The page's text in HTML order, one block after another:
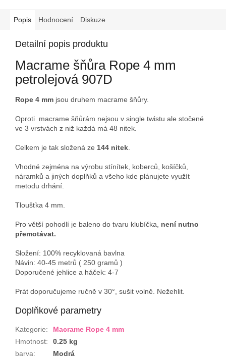
Popis Hodnocení Diskuze
Detailní popis produktu
Macrame šňůra Rope 4 mm
petrolejová 907D
Rope 4 mm jsou druhem macrame šňůry.
Oproti macrame šňůrám nejsou v single twistu ale stočené
ve 3 vrstvách z niž každá má 48 nitek.
Celkem je tak složená ze 144 nitek.
Vhodné zejména na výrobu stínítek, koberců, košíčků,
náramků a jiných doplňků a všeho kde plánujete využít
metodu drhání.
Tloušťka 4 mm.
Pro větší pohodlí je baleno do tvaru klubíčka, není nutno
přemotávat.
Složení: 100% recyklovaná bavlna
Návin: 40-45 metrů ( 250 gramů )
Doporučené jehlice a háček: 4-7
Prát doporučujeme ručně v 30°, sušit volně. Nežehlit.
Doplňkové parametry
Kategorie:
Macrame Rope 4 mm
Hmotnost:
0.25 kg
barva:
Modrá